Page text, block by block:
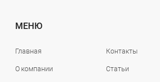
МЕНЮ
Главная
О компании
Контакты
Статьи